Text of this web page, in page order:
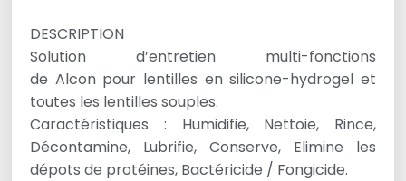
DESCRIPTION
Solution d’entretien multi-fonctions
de Alcon pour lentilles en silicone-hydrogel et
toutes les lentilles souples.
Caractéristiques : Humidifie, Nettoie, Rince,
Décontamine, Lubrifie, Conserve, Elimine les
dépots de protéines, Bactéricide / Fongicide.